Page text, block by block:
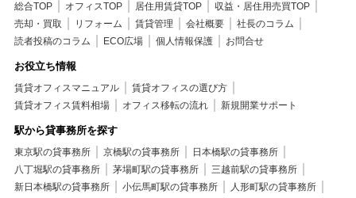
総合TOP オフィスTOP 居住用賃貸TOP
収益・居住用売買TOP
売却・買取
リフォーム 賃貸管理 会社概要
社長のコラム
読者投稿のコラム
ECO広場 個人情報保護 お問合せ
お役立ち情報
賃貸オフィスマニュアル
賃貸オフィスの選び方
賃貸オフィス賃料相場
オフィス移転の流れ 新規開業サポート
駅から貸事務所を探す
東京駅の貸事務所 京橋駅の貸事務所
日本橋駅の貸事務所
八丁堀駅の貸事務所
茅場町駅の貸事務所
三越前駅の貸事務所
新日本橋駅の貸事務所
小伝馬町駅の貸事務所
人形町駅の貸事務所